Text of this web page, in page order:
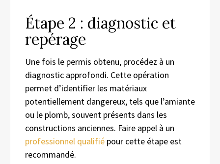
Étape 2 : diagnostic et
repérage
Une fois le permis obtenu, procédez à un
diagnostic approfondi. Cette opération
permet d’identifier les matériaux
potentiellement dangereux, tels que l’amiante
ou le plomb, souvent présents dans les
constructions anciennes. Faire appel à un
professionnel qualifié pour cette étape est
recommandé.